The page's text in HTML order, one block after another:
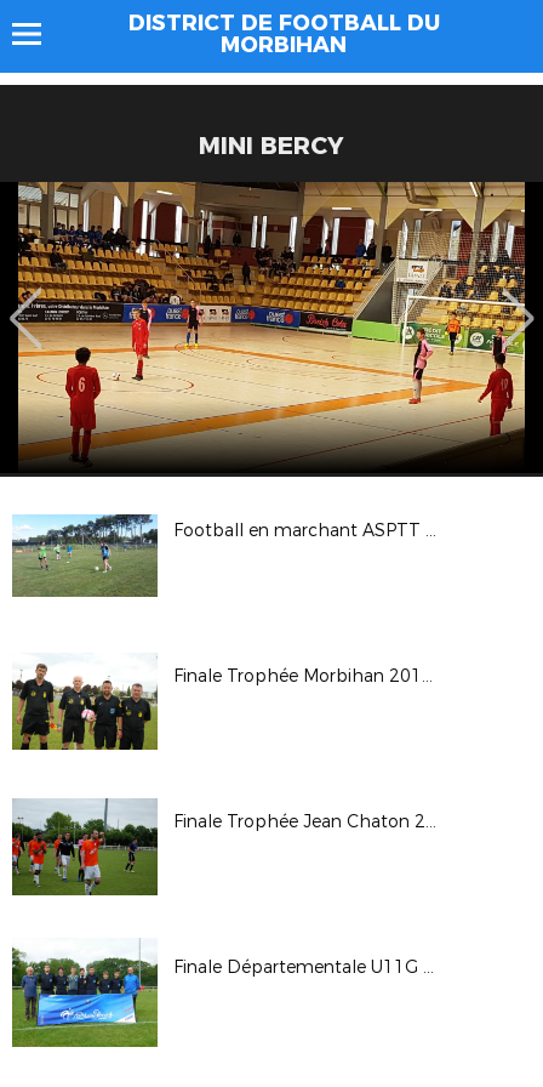
DISTRICT DE FOOTBALL DU
MORBIHAN
MINI BERCY
Football en marchant ASPTT VANNES
Finale Trophée Morbihan 2018/2019
Finale Trophée Jean Chaton 2018/2019
Finale Départementale U11G - 2019